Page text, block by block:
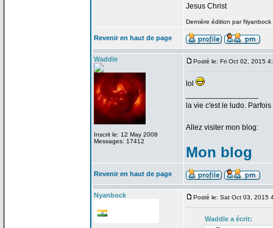
Jesus Christ
Dernière édition par
Revenir en haut de page
Waddle
Inscrit le: 12 May 2008
Messages: 17412
Posté le: Fri Oct 02, 2015
lol
la vie c'est le ludo.
Allez visiter mon blog:
Mon blog
Revenir en haut de page
Nyanbock Posté le: Sat Oct 03, 2015
Waddle a écrit: